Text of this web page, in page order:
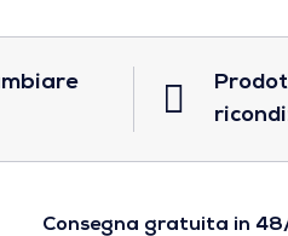
Consegna gratuita in